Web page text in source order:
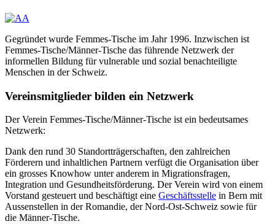
Gegründet wurde Femmes-Tische im Jahr 1996. Inzwischen ist
Femmes-Tische/Männer-Tische das führende Netzwerk der
informellen Bildung für vulnerable und sozial benachteiligte
Menschen in der Schweiz.
Vereinsmitglieder bilden ein Netzwerk
Der Verein Femmes-Tische/Männer-Tische ist ein bedeutsames
Netzwerk:
Dank den rund 30 Standortträgerschaften, den zahlreichen
Förderern und inhaltlichen Partnern verfügt die Organisation über
ein grosses Knowhow unter anderem in Migrationsfragen,
Integration und Gesundheitsförderung. Der Verein wird von einem
Vorstand gesteuert und beschäftigt eine Geschäftsstelle in Bern mit
Aussenstellen in der Romandie, der Nord-Ost-Schweiz sowie für
die Männer-Tische.